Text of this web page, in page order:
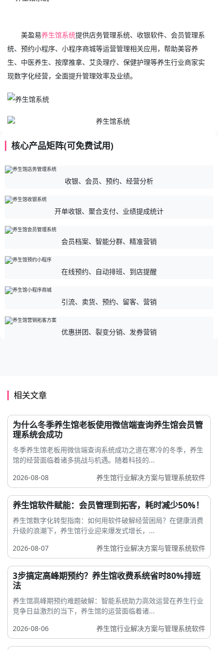
美盈易养生馆系统提供店务管理系统、收银软件、会员管理系
统、预约小程序、小程序商城等运营管理相关应用，帮助美容养
生、中医养生、按摩推拿、艾灸理疗、保健护理等养生行业商家实
现数字化经营，全面提升管理效率及业绩。
核心产品矩阵(可免费试用)
收银、会员、预约、经营分析
开单收银、聚合支付、业绩提成统计
会员档案、智能分群、精准营销
在线预约、自动排班、到店提醒
引流、卖货、预约、留客、营销
优惠拼团、裂变分销、发券营销
相关文章
为什么冬季养生馆老板使用微信端查询养生馆会员管
理系统会成功
冬季养生馆老板用微信端查询系统成功之道在寒冷的冬季，养生
馆的经营面临着诸多挑战与机遇。随着科技的...
2026-08-08
养生馆行业解决方案与管理系统软件
养生馆软件赋能：会员管理到拓客，耗时减少50%！
养生馆数字化转型指南：如何用软件破解经营困局？在健康消费
升级的浪潮下，养生馆行业迎来爆发式增长，...
2026-08-07
养生馆行业解决方案与管理系统软件
3步搞定高峰期预约？养生馆收费系统省时80%排班
法
养生馆高峰期预约难题破解：智能系统助力高效运营在养生行业
竞争日益激烈的当下，养生馆的运营面临着诸...
2026-08-06
养生馆行业解决方案与管理系统软件